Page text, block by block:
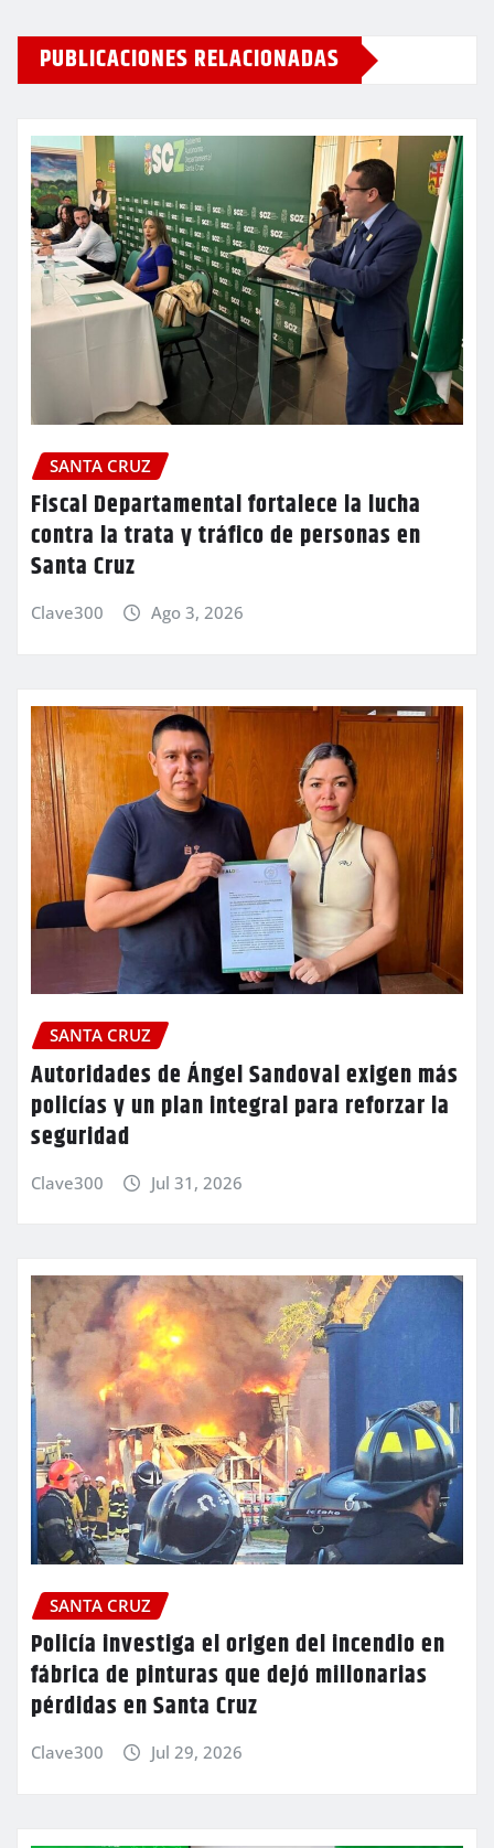
PUBLICACIONES RELACIONADAS
SANTA CRUZ
Fiscal Departamental fortalece la lucha
contra la trata y tráfico de personas en
Santa Cruz
Clave300 Ago 3, 2026
SANTA CRUZ
Autoridades de Ángel Sandoval exigen más
policías y un plan integral para reforzar la
seguridad
Clave300 Jul 31, 2026
SANTA CRUZ
Policía investiga el origen del incendio en
fábrica de pinturas que dejó millonarias
pérdidas en Santa Cruz
Clave300 Jul 29, 2026